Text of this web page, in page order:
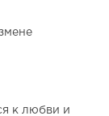
к любви и